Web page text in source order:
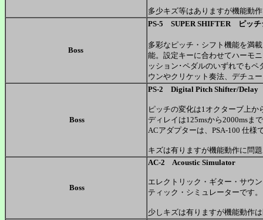
多少キズ等はありますが機能動
Boss
PS-5 SUPER SHIFTER ピッ
多彩なピッチ・シフト機能を満
能。設定キーに合わせてハーモ
ッション･ペダルのいずれでも
ウンやクリケット奏法、デチュ
Boss
PS-2 Digital Pitch Shifter/Delay
ピッチの変化は1オクターブ上
ディレイは125msから2000msま
ACアダプターは、PSA-100 仕様
キズは有りますが機能動作に問
Boss
AC-2 Acoustic Simulator
エレクトリック・ギター・サウ
ティック・シミュレーターです。
少しキズは有りますが機能動作